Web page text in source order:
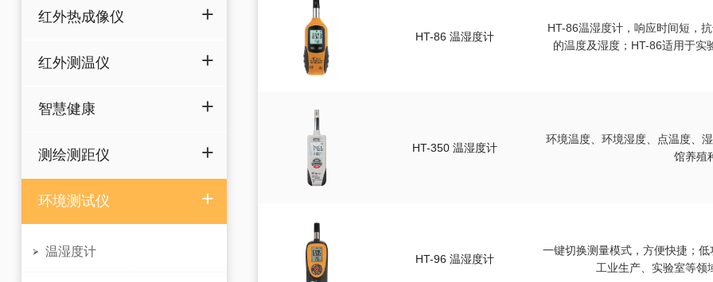
测绘测距仪
分体式测振仪
红外热成像仪
红外测温仪
智慧健康
测绘测距仪
环境测试仪
 温湿度计
HT-86 温湿度计
HT-86温湿度计，响应时间短，
的温度及湿度；HT-86适用于实
HT-350 温湿度计
环境温度、环境湿度、点温度、
馆养殖
HT-96 温湿度计
一键切换测量模式，方便快捷；
工业生产、实验室等领